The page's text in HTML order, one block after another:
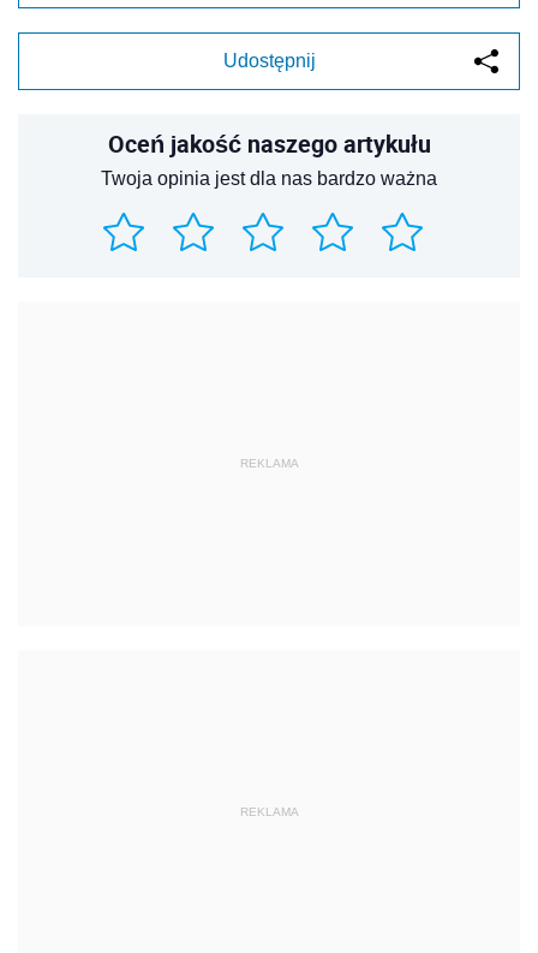
Udostępnij
Oceń jakość naszego artykułu
Twoja opinia jest dla nas bardzo ważna
REKLAMA
REKLAMA